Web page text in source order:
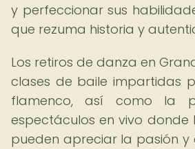
y perfeccionar sus
que rezuma historia y
Los retiros de danza en
clases de baile impartidas
flamenco, así como la
espectáculos en vivo donde
pueden apreciar la pasión y